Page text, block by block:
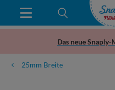
Das neue
25mm Breite